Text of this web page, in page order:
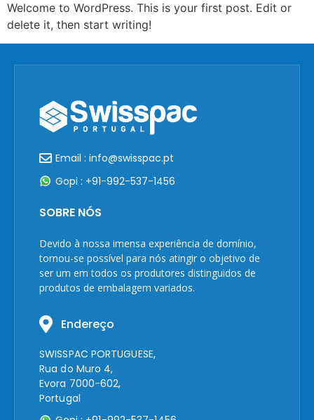
Welcome to WordPress. This is your first post. Edit or
delete it, then start writing!
Email : info@swisspac.pt
Gopi : +91-992-537-1456
SOBRE NÓS
Devido à nossa imensa experiência de domínio,
tornou-se possível para nós atingir o objetivo de
ser um em todos os produtores distinguidos de
produtos de embalagem variados.
Endereço
SWISSPAC PORTUGUESE,
Rua do Muro 4,
Evora 7000-602,
Portugal